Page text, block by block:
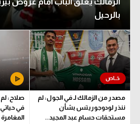
بالرحيل
مصدر من الزمالك لـ في الجول: لم
ننذر لودوجوريتس بشأن
مستحقات حسام عبد المجيد..
صلاح:
في